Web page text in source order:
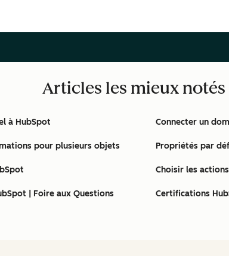
Articles les mieux notés
à HubSpot
pour plusieurs objets
| Foire aux Questions
Connecter un
Propriétés par
Choisir les
Certifications